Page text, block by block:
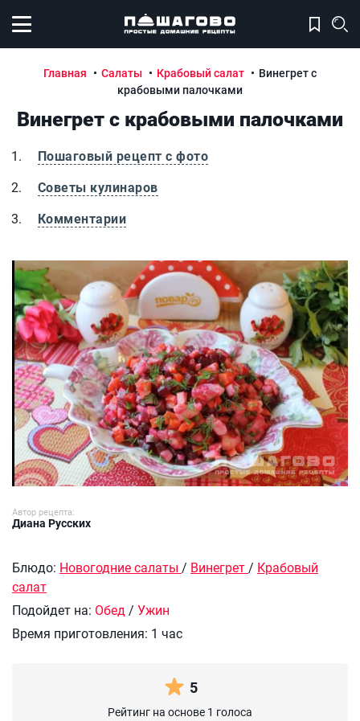
Открыть меню
Главная Салаты Крабовый салат
Винегрет с
крабовыми палочками
Винегрет с крабовыми палочками
Пошаговый рецепт с фото
Советы кулинаров
Комментарии
Винегрет с крабовыми палочками
Автор рецепта:
Диана Русских
Блюдо: Новогодние салаты / Винегрет / Крабовый
салат
Подойдет на: Обед / Ужин
Время приготовления: 1 час
5
Рейтинг на основе 1 голоса